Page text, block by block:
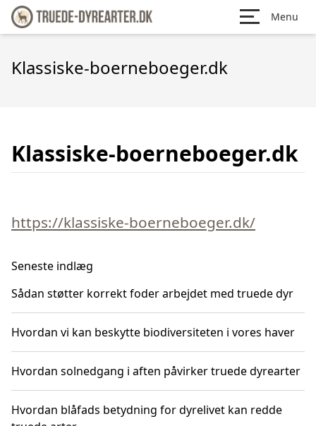
Menu
Klassiske-boerneboeger.dk
Klassiske-boerneboeger.dk
https://klassiske-boerneboeger.dk/
Seneste indlæg
Sådan støtter korrekt foder arbejdet med truede dyr
Hvordan vi kan beskytte biodiversiteten i vores haver
Hvordan solnedgang i aften påvirker truede dyrearter
Hvordan blåfads betydning for dyrelivet kan redde